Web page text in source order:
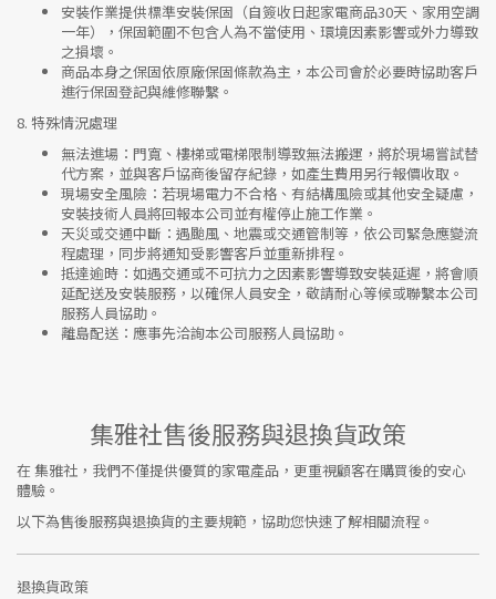
安裝作業提供標準安裝保固（自簽收日起家電商品30天、家用空調
一年），保固範圍不包含人為不當使用、環境因素影響或外力導致
之損壞。
商品本身之保固依原廠保固條款為主，本公司會於必要時協助客戶
進行保固登記與維修聯繫。
8. 特殊情況處理
無法進場 ：門寬、樓梯或電梯限制導致無法搬運，將於現場嘗試替
代方案，並與客戶協商後留存紀錄，如產生費用另行報價收取。
現場安全風險 ： 若現場電力不合格、有結構風險或其他安全疑慮，
安裝技術人員將回報本公司並有權停止施工作業。
天災或交通中斷 ：遇颱風、地震或交通管制等，依公司緊急應變流
程處理，同步將通知受影響客戶並重新排程。
抵達逾時 ：如遇交通或不可抗力之因素影響導致安裝延遲，將會順
延配送及安裝服務，以確保人員安全，敬請耐心等候或聯繫本公司
服務人員協助。
離島配送 ：應事先洽詢本公司服務人員協助。
集雅社售後服務與退換貨政策
在集雅社 ，我們不僅提供優質的家電產品，更重視顧客在購買後的安心
體驗。
以下為售後服務與退換貨的主要規範，協助您快速了解相關流程。
退換貨政策